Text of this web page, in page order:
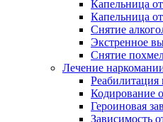
Капельница
Капельница
Снятие
Экстренное
Снятие
Лечение
Реабилитация
Кодирование
Героиновая
Зависимость